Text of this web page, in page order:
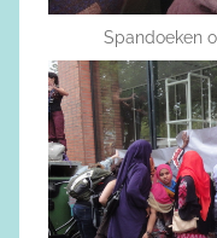
Spandoeken